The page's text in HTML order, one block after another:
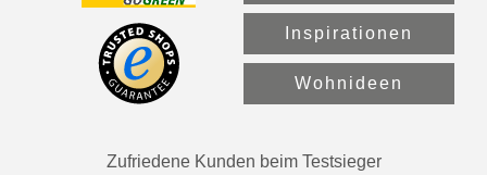
Inspirationen
Wohnideen
Zufriedene Kunden beim Testsieger